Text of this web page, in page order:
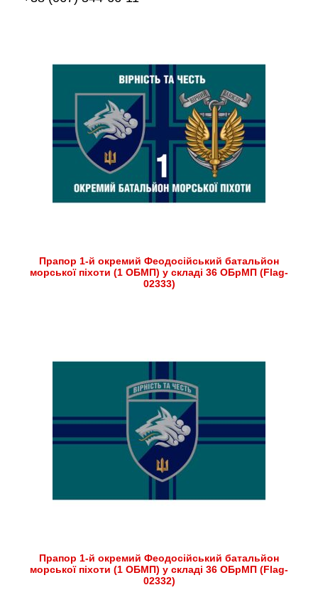
Прапор 1-й окремий Феодосійський батальйон
морської піхоти (1 ОБМП) у складі 36 ОБрМП (Flag-
02333)
Прапор 1-й окремий Феодосійський батальйон
морської піхоти (1 ОБМП) у складі 36 ОБрМП (Flag-
02332)